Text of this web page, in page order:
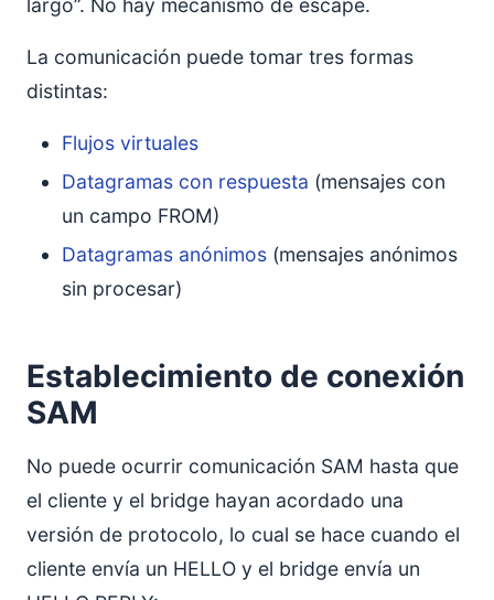
largo”. No hay mecanismo de escape.
La comunicación puede tomar tres formas
distintas:
Flujos virtuales
Datagramas con respuesta (mensajes con
un campo FROM)
Datagramas anónimos (mensajes anónimos
sin procesar)
Establecimiento de conexión
SAM
No puede ocurrir comunicación SAM hasta que
el cliente y el bridge hayan acordado una
versión de protocolo, lo cual se hace cuando el
cliente envía un HELLO y el bridge envía un